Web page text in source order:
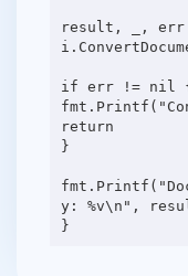
result, _, err
if err != nil
return
}
y: %v\n",